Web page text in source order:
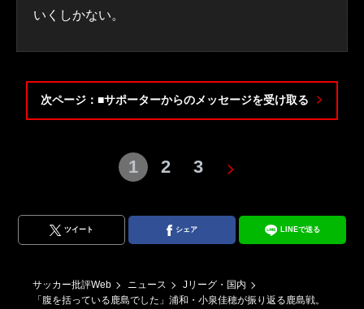
いくしかない。
次ページ：■サポーターからのメッセージを受け取る
1 2 3
ツイート シェア LINEで送る
サッカー批評Web ニュース
Jリーグ・国内
「腹を括っている鹿島でした」浦和・小泉佳穂が振り返る鹿島戦。